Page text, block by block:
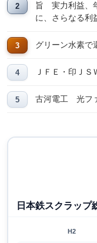
旨 実力利益、
に、さらなる利
グリーン水素
ＪＦＥ・印Ｊ
古河電工 光フ
日本鉄スクラップ
H2